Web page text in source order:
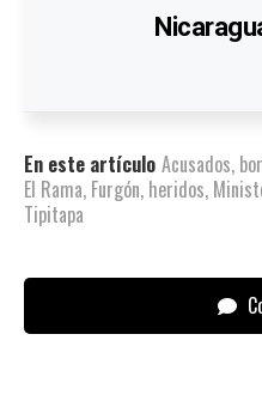
En este artículo Acusados,
El Rama, Furgón, heridos,
Tipitapa